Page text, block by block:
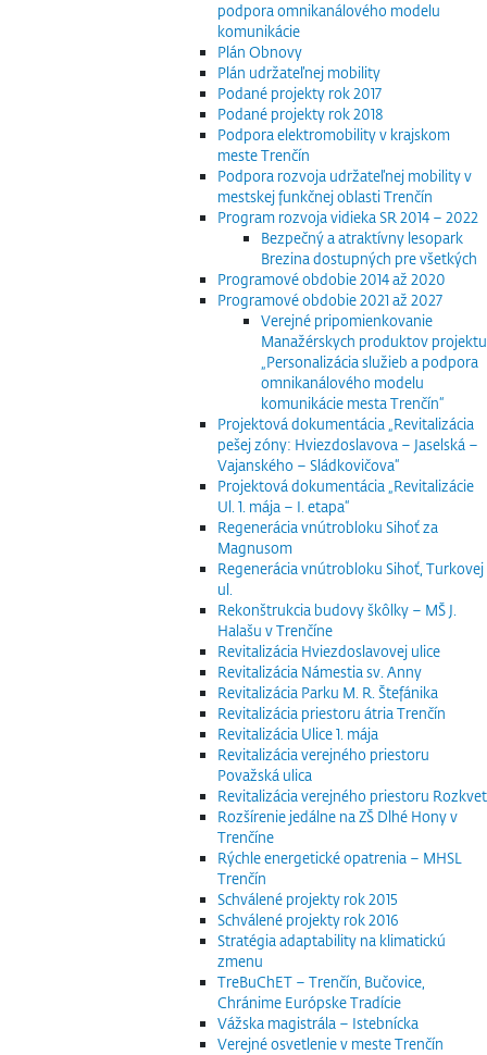
podpora omnikanálového modelu
komunikácie
Plán Obnovy
Plán udržateľnej mobility
Podané projekty rok 2017
Podané projekty rok 2018
Podpora elektromobility v krajskom
meste Trenčín
Podpora rozvoja udržateľnej mobility v
mestskej funkčnej oblasti Trenčín
Program rozvoja vidieka SR 2014 – 2022
Bezpečný a atraktívny lesopark
Brezina dostupných pre všetkých
Programové obdobie 2014 až 2020
Programové obdobie 2021 až 2027
Verejné pripomienkovanie
Manažérskych produktov projektu
„Personalizácia služieb a podpora
omnikanálového modelu
komunikácie mesta Trenčín“
Projektová dokumentácia „Revitalizácia
pešej zóny: Hviezdoslavova – Jaselská –
Vajanského – Sládkovičova“
Projektová dokumentácia „Revitalizácie
Ul. 1. mája – I. etapa“
Regenerácia vnútrobloku Sihoť za
Magnusom
Regenerácia vnútrobloku Sihoť, Turkovej
ul.
Rekonštrukcia budovy škôlky – MŠ J.
Halašu v Trenčíne
Revitalizácia Hviezdoslavovej ulice
Revitalizácia Námestia sv. Anny
Revitalizácia Parku M. R. Štefánika
Revitalizácia priestoru átria Trenčín
Revitalizácia Ulice 1. mája
Revitalizácia verejného priestoru
Považská ulica
Revitalizácia verejného priestoru Rozkvet
Rozšírenie jedálne na ZŠ Dlhé Hony v
Trenčíne
Rýchle energetické opatrenia – MHSL
Trenčín
Schválené projekty rok 2015
Schválené projekty rok 2016
Stratégia adaptability na klimatickú
zmenu
TreBuChET – Trenčín, Bučovice,
Chránime Európske Tradície
Vážska magistrála – Istebnícka
Verejné osvetlenie v meste Trenčín